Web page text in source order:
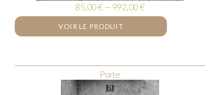
85,00 € — 992,00 €
VOIR LE PRODUIT
Porte